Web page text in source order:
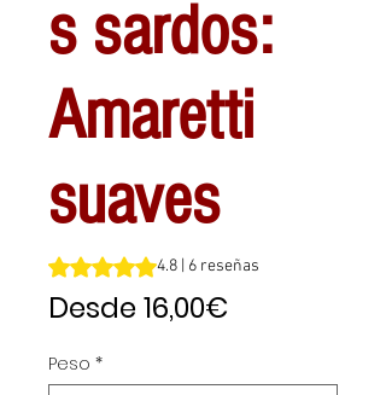
s sardos:
Amaretti
suaves
Según 6 reseñas, la calificación es de
4.8 | 6 reseñas
Desde 16,00€
oferta
Peso *